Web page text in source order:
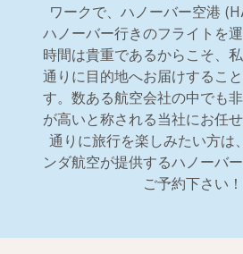
ワークで、ハノーバー空港
ハノーバー行きのフライトを運
時間は貴重であるからこそ、
通りに目的地へお届けするこ
す。数ある航空会社の中でも
が高いと称される当社にお任
通りに旅行を楽しみたい方は
ンダ航空が提供するハノーバ
ご予約下さい！